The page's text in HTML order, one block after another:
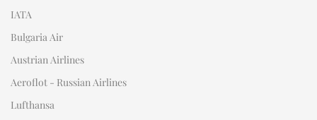
IATA
Bulgaria Air
Austrian Airlines
Aeroflot - Russian Airlines
Lufthansa